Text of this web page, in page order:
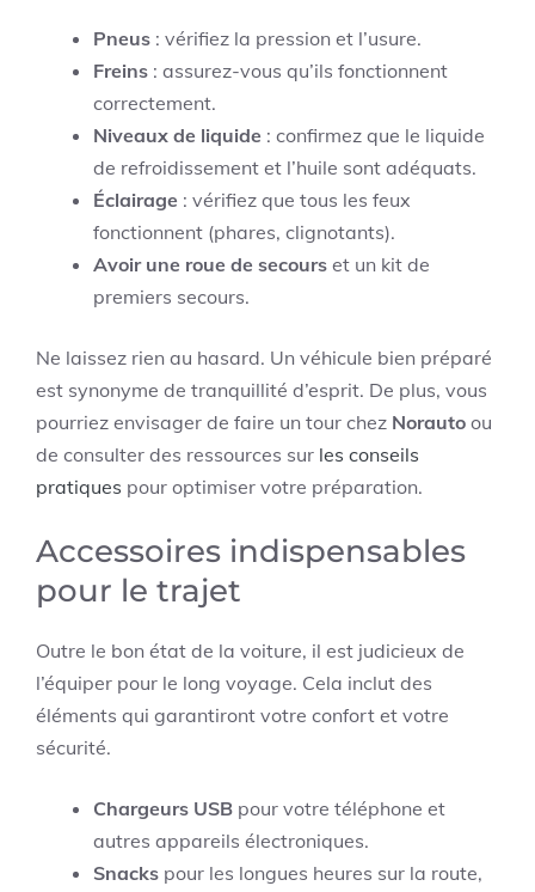
Pneus : vérifiez la pression et l’usure.
Freins : assurez-vous qu’ils fonctionnent
correctement.
Niveaux de liquide : confirmez que le liquide
de refroidissement et l’huile sont adéquats.
Éclairage : vérifiez que tous les feux
fonctionnent (phares, clignotants).
Avoir une roue de secours et un kit de
premiers secours.
Ne laissez rien au hasard. Un véhicule bien préparé
est synonyme de tranquillité d’esprit. De plus, vous
pourriez envisager de faire un tour chez Norauto ou
de consulter des ressources sur les conseils
pratiques pour optimiser votre préparation.
Accessoires indispensables
pour le trajet
Outre le bon état de la voiture, il est judicieux de
l’équiper pour le long voyage. Cela inclut des
éléments qui garantiront votre confort et votre
sécurité.
Chargeurs USB pour votre téléphone et
autres appareils électroniques.
Snacks pour les longues heures sur la route,